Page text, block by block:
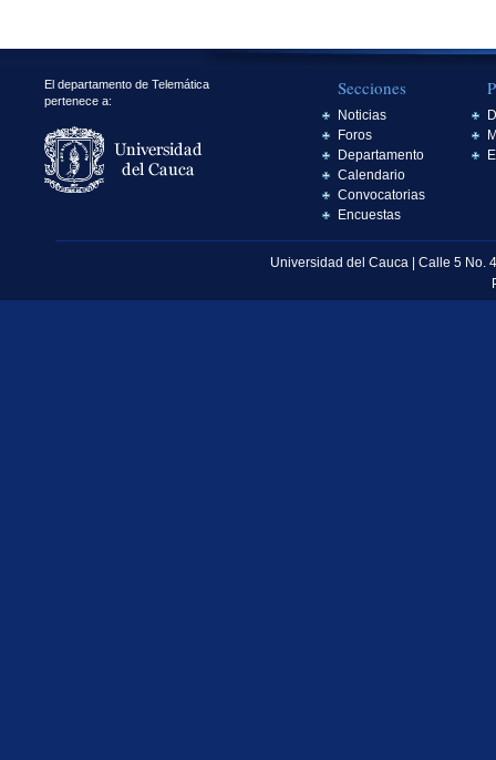
El departamento de Telemática
pertenece a:
Secciones
Noticias
Foros
Departamento
Calendario
Convocatorias
Encuestas
Universidad del Cauca | Calle 5 No.